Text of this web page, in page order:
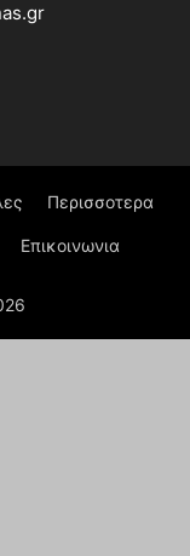
Περισσοτερα
Επικοινωνια